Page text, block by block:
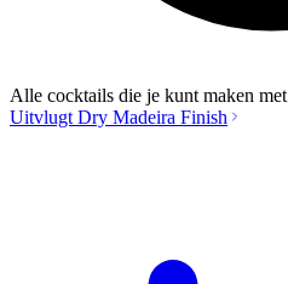
Alle cocktails die je kunt maken met
Uitvlugt Dry Madeira Finish